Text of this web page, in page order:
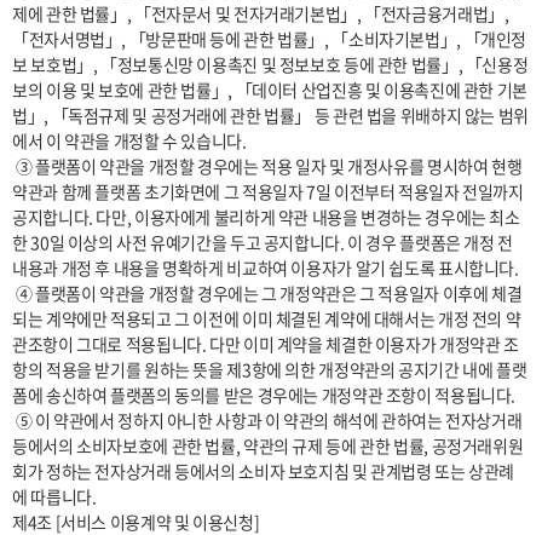
제에 관한 법률」, 「전자문서 및 전자거래기본법」, 「전자금융거래법」,
「전자서명법」, 「방문판매 등에 관한 법률」, 「소비자기본법」, 「개인정
보 보호법」, 「정보통신망 이용촉진 및 정보보호 등에 관한 법률」, 「신용정
보의 이용 및 보호에 관한 법률」, 「데이터 산업진흥 및 이용촉진에 관한 기본
법」, 「독점규제 및 공정거래에 관한 법률」 등 관련 법을 위배하지 않는 범위
에서 이 약관을 개정할 수 있습니다.
약관과 함께 플랫폼 초기화면에 그 적용일자 7일 이전부터 적용일자 전일까지
공지합니다. 다만, 이용자에게 불리하게 약관 내용을 변경하는 경우에는 최소
한 30일 이상의 사전 유예기간을 두고 공지합니다. 이 경우 플랫폼은 개정 전
내용과 개정 후 내용을 명확하게 비교하여 이용자가 알기 쉽도록 표시합니다.
되는 계약에만 적용되고 그 이전에 이미 체결된 계약에 대해서는 개정 전의 약
관조항이 그대로 적용됩니다. 다만 이미 계약을 체결한 이용자가 개정약관 조
항의 적용을 받기를 원하는 뜻을 제3항에 의한 개정약관의 공지기간 내에 플랫
폼에 송신하여 플랫폼의 동의를 받은 경우에는 개정약관 조항이 적용됩니다.
등에서의 소비자보호에 관한 법률, 약관의 규제 등에 관한 법률, 공정거래위원
회가 정하는 전자상거래 등에서의 소비자 보호지침 및 관계법령 또는 상관례
에 따릅니다.
제4조 [서비스 이용계약 및 이용신청]